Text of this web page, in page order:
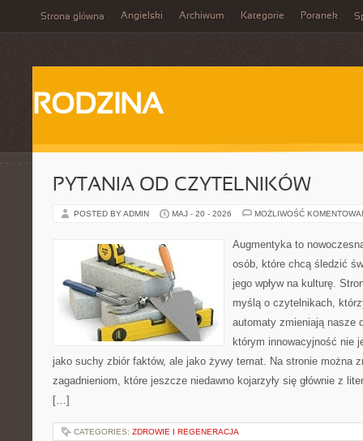
Strona główna Angielski Archiwum Kategorie Poranek
RODZINA
PYTANIA OD CZYTELNIKÓW
POSTED BY ADMIN MAJ - 20 - 2026 MOŻLIWOŚĆ
Augmentyka to
osób, które chcą śledzić
jego wpływ na kulturę.
myślą o czytelnikach,
automaty zmieniają nasze
którym innowacyjność nie
jako suchy zbiór faktów, ale jako żywy temat. Na stronie można
zagadnieniom, które jeszcze niedawno kojarzyły się głównie z
[…]
CATEGORIES: ZDROWIE I REGENERACJA